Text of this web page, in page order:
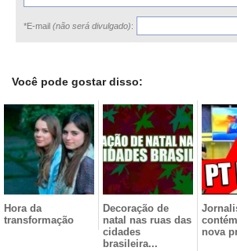
*E-mail (não será divulgado):
Você pode gostar disso:
Hora da
transformação
Decoração de
natal nas ruas das
cidades
brasileira...
nova